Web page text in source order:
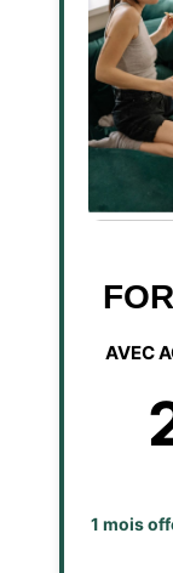
AVEC
1 mois